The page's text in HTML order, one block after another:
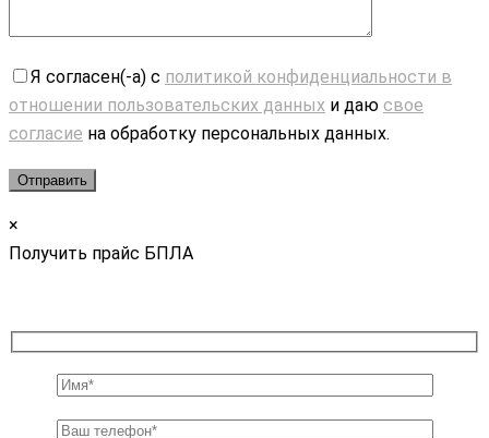
Я согласен(-а) с политикой конфиденциальности в
отношении пользовательских данных и даю свое
согласие на обработку персональных данных.
×
Получить прайс БПЛА